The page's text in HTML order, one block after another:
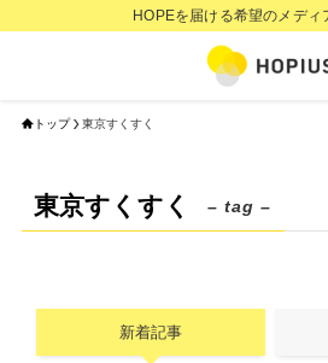
HOPEを届ける希望のメディ
トップ 東京すくすく
東京すくすく – tag –
新着記事